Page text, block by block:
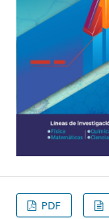
PDF